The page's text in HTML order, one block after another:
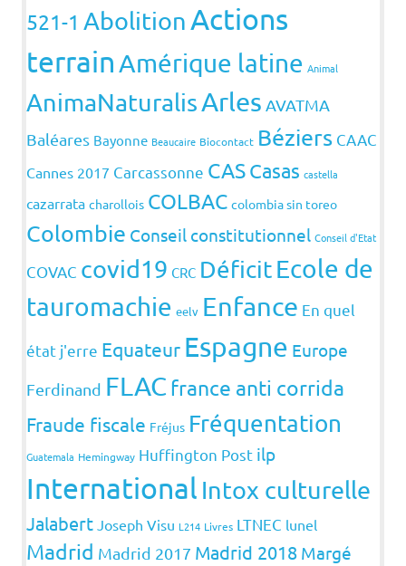
521-1 AbolitionActions
terrainAmérique latine Animal
AnimaNaturalisArles AVATMA
Baléares Bayonne Beaucaire Biocontact Béziers CAAC
Cannes 2017 Carcassonne CASCasas castella
cazarrata charollois COLBAC colombia sin toreo
Colombie Conseil constitutionnel Conseil d'Etat
COVAC covid19 CRC DéficitEcole de
tauromachie eelv Enfance En quel
état j'erre Equateur Espagne Europe
Ferdinand FLAC france anti corrida
Fraude fiscale Fréjus Fréquentation
Guatemala Hemingway Huffington Post ilp
International Intox culturelle
Jalabert Joseph Visu L214 Livres LTNEC lunel
Madrid Madrid 2017 Madrid 2018 Margé